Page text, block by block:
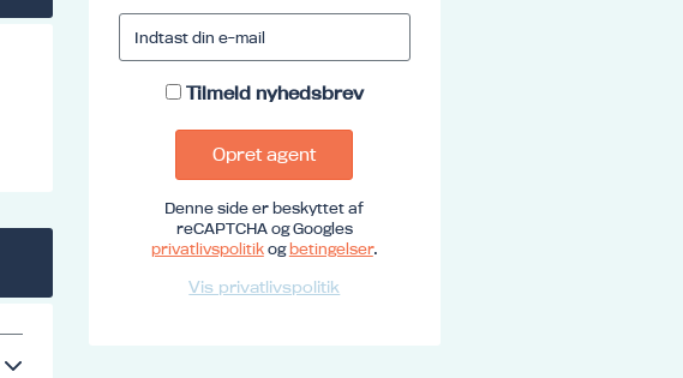
Tilmeld nyhedsbrev
Opret agent
Denne side er beskyttet af
reCAPTCHA og Googles
privatlivspolitikogbetingelser.
Vis privatlivspolitik